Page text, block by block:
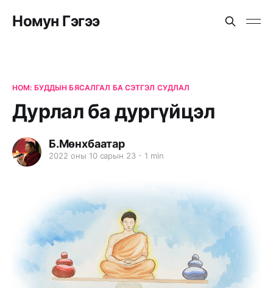
Номун Гэгээ
НОМ: БУДДЫН БЯСАЛГАЛ БА СЭТГЭЛ СУДЛАЛ
Дурлал ба дургүйцэл
Б.Мөнхбаатар
2022 оны 10 сарын 23 1 min